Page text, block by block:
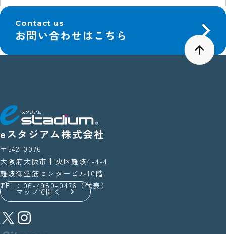
Contact us
お問い合わせはこちら
eスタジアム株式会社
〒542-0076
大阪府大阪市中央区難波4-4-4
難波御堂筋センタービル10階
TEL：06-4980-0476（代表）
マップで開く